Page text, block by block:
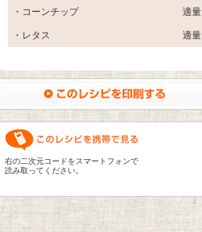
・コーンチップ 適量
・レタス 適量
右の二次元コードをスマートフォンで
読み取ってください。